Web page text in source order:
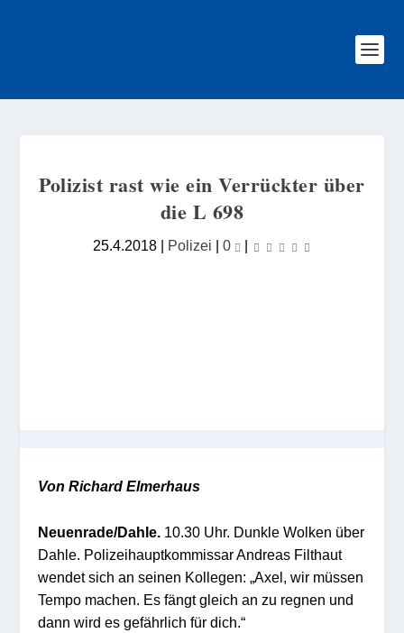
Polizist rast wie ein Verrückter über
die L 698
25.4.2018 | Polizei | 0 |
Von Richard Elmerhaus
Neuenrade/Dahle. 10.30 Uhr. Dunkle Wolken über
Dahle. Polizeihauptkommissar Andreas Filthaut
wendet sich an seinen Kollegen: „Axel, wir müssen
Tempo machen. Es fängt gleich an zu regnen und
dann wird es gefährlich für dich.“